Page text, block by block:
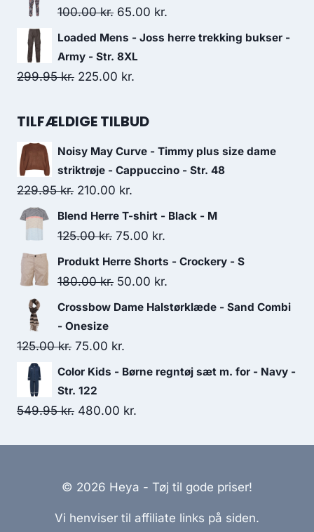
was:
100.00kr. Original
price
was:
100.00 kr..
65.00 kr.
price
Loaded Mens - Joss herre trekking bukser -
Army - Str. 8XL
299.95kr. Original
was:
225.00 kr.
is:
TILFÆLDIGE TILBUD
Noisy May Curve - Timmy plus size dame
striktrøje - Cappuccino - Str. 48
229.95kr. Original
price
was:
210.00 kr.
price
is:
Blend Herre T-shirt - Black - M
125.00kr. Original
price
was:
75.00 kr.
price
Produkt Herre Shorts - Crockery - S
180.00kr. Original
price
180.00 kr..
50.00 kr.
price
Crossbow Dame Halstørklæde - Sand Combi
- Onesize
125.00kr. Original
price
was:
125.00 kr..
75.00 kr.
price
75.00 kr..
Color Kids - Børne regntøj sæt m. for - Navy -
Str. 122
549.95kr. Original
480.00 kr.
© 2026 Heya - Tøj til gode priser!
Vi henviser til affiliate links på siden.